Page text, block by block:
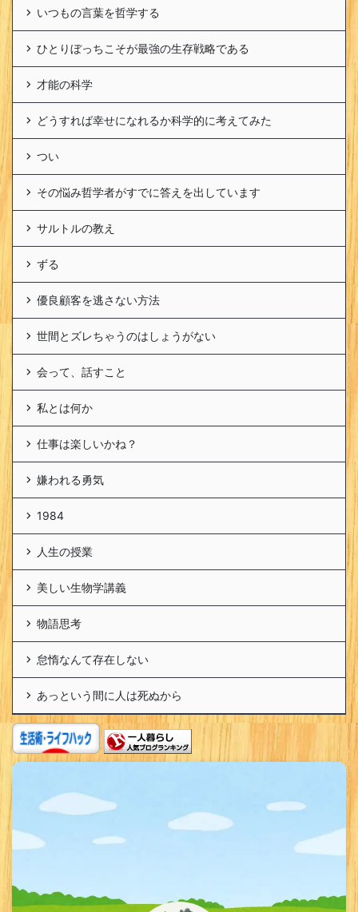
いつもの言葉を哲学する
ひとりぼっちこそが最強の生存戦略である
才能の科学
どうすれば幸せになれるか科学的に考えてみた
つい
その悩み哲学者がすでに答えを出しています
サルトルの教え
ずる
優良顧客を逃さない方法
世間とズレちゃうのはしょうがない
会って、話すこと
私とは何か
仕事は楽しいかね？
嫌われる勇気
1984
人生の授業
美しい生物学講義
物語思考
怠惰なんて存在しない
あっという間に人は死ぬから